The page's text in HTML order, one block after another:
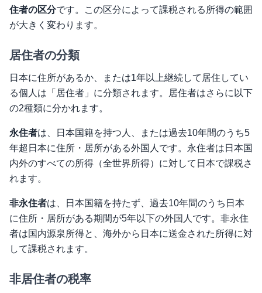
住者の区分です。この区分によって課税される所得の範囲
が大きく変わります。
居住者の分類
日本に住所があるか、または1年以上継続して居住してい
る個人は「居住者」に分類されます。居住者はさらに以下
の2種類に分かれます。
永住者は、日本国籍を持つ人、または過去10年間のうち5
年超日本に住所・居所がある外国人です。永住者は日本国
内外のすべての所得（全世界所得）に対して日本で課税さ
れます。
非永住者は、日本国籍を持たず、過去10年間のうち日本
に住所・居所がある期間が5年以下の外国人です。非永住
者は国内源泉所得と、海外から日本に送金された所得に対
して課税されます。
非居住者の税率